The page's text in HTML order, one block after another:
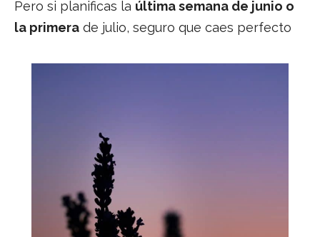
Pero si planificas la última semana de junio o
la primera de julio, seguro que caes perfecto